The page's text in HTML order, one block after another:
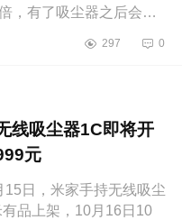
，有了吸尘器之后会让
弄得家里到处都是灰
297 0
线吸尘器1C即将开
元
15日，米家手持无线吸尘
品上架，10月16日10